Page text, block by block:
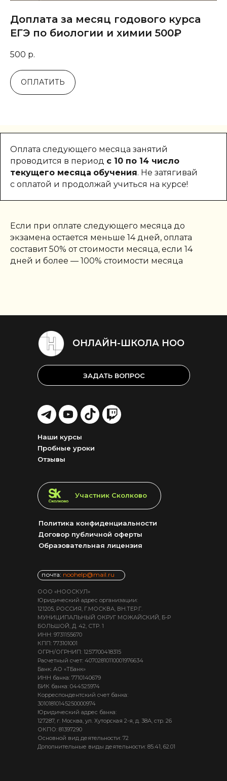
Доплата за месяц годового курса
ЕГЭ по биологии и химии 500₽
500 р.
ОПЛАТИТЬ
Оплата следующего месяца занятий
проводится в период с 10 по 14 число
текущего месяца обучения. Не затягивай
с оплатой и продолжай учиться на курсе!
Если при оплате следующего месяца до
экзамена остается меньше 14 дней, оплата
составит 50% от стоимости месяца, если 14
дней и более — 100% стоимости месяца
ОНЛАЙН-ШКОЛА НОО
ООО «НООСКУЛ»
Юридический адрес организации:
121205, РОССИЯ, Г.МОСКВА, ВН.ТЕР.Г.
МУНИЦИПАЛЬНЫЙ ОКРУГ МОЖАЙСКИЙ, Б-Р
БОЛЬШОЙ, Д. 42, СТР. 1
ИНН: 9731155670
КПП: 773101001
ОГРН/ОГРНИП: 1257700418315
Расчетный счет: 40702810110001976634
Банк: АО «ТБанк»
ИНН банка: 7710140679
БИК банка: 044525974
Корреспондентский счет банка:
30101810145250000974
Юридический адрес банка:
127287, г. Москва, ул. Хуторская 2-я, д. 38А, стр. 26
ОКПО: 81397290
Основной вид деятельности: 72
Дополнительные виды деятельности: 85.41, 62.01
почта: noohelp@mail.ru
LET'S
GO!
LET'S
GO!
LET'S
GO!
LET'S
GO!
Образовательная лицензия
Договор публичной оферты
Политика конфиденциальности
Отзывы
Пробные уроки
Наши курсы
ЗАДАТЬ ВОПРОС
Участник Сколково
LET'S GO!